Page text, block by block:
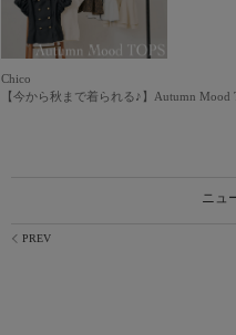
Chico
【今から秋まで着られる♪】Autumn Mood
ニュ